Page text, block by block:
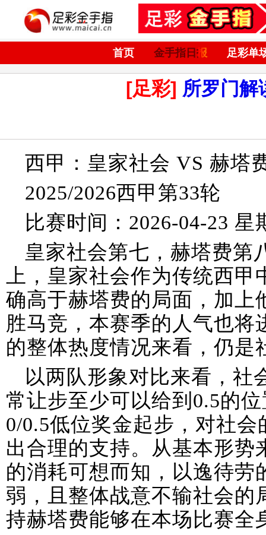
首页 金手指日报 足彩单
[足彩] 所罗门解
西甲：皇家社会 VS 赫塔
2025/2026西甲第33轮
比赛时间：2026-04-23 星
皇家社会第七，赫塔费第
上，皇家社会作为传统西
确高于赫塔费的局面，加上
胜马竞，本赛季的人气也
的整体热度情况来看，仍是
以两队形象对比来看，社
常让步至少可以给到0.5的
0/0.5低位奖金起步，对社
出合理的支持。从基本形势
的消耗可想而知，以逸待劳
弱，且整体战意不输社会的
持赫塔费能够在本场比赛全